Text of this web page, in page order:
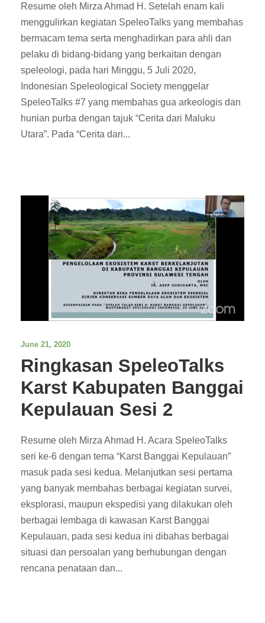
Resume oleh Mirza Ahmad H. Setelah enam kali
menggulirkan kegiatan SpeleoTalks yang membahas
bermacam tema serta menghadirkan para ahli dan
pelaku di bidang-bidang yang berkaitan dengan
speleologi, pada hari Minggu, 5 Juli 2020,
Indonesian Speleological Society menggelar
SpeleoTalks #7 yang membahas gua arkeologis dan
hunian purba dengan tajuk “Cerita dari Maluku
Utara”. Pada “Cerita dari...
June 21, 2020
Ringkasan SpeleoTalks
Karst Kabupaten Banggai
Kepulauan Sesi 2
Resume oleh Mirza Ahmad H. Acara SpeleoTalks
seri ke-6 dengan tema “Karst Banggai Kepulauan”
masuk pada sesi kedua. Melanjutkan sesi pertama
yang banyak membahas berbagai kegiatan survei,
eksplorasi, maupun ekspedisi yang dilakukan oleh
berbagai lembaga di kawasan Karst Banggai
Kepulauan, pada sesi kedua ini dibahas berbagai
situasi dan persoalan yang berhubungan dengan
rencana penataan dan...